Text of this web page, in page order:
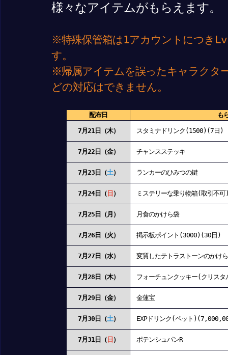
様々なアイテムがもらえます。
※特殊保管箱は1アカウントにつき
す。
※帰属アイテムを誤ったキャラクタ
どの対応はできません。
配布日 も
7月21日（木） スタミナドリンク(1500)(7日)
7月22日（金） チャンスステッキ
7月23日（土） ランカーのひみつの鍵
7月24日（日 ） ミステリーな乗り物箱(取引不可
7月25日（月） 月食のかけら袋
7月26日（火） 掲示板ポイント(3000)(30日)
7月27日（水） 変質したテトラストーンのかけら
7月28日（木） フォーチュンクッキー(クリスタ
7月29日（金） 金蓮宝
7月30日（土） EXPドリンク(ペット
7月31日（日 ） ポテンシュパンR